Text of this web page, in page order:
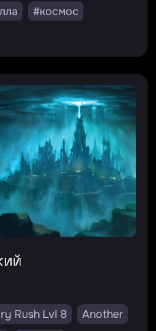
#космос
Rush Lvl 8
Another